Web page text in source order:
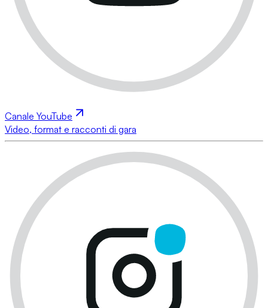
Canale YouTube
Video, format e racconti di gara